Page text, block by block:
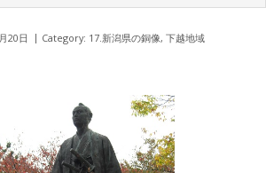
20日 Category: 17.新潟県の銅像, 下越地域